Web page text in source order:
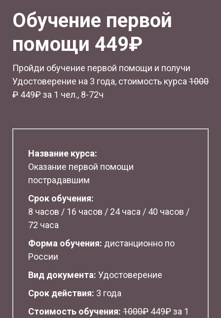
Обучение первой
помощи 449₽
Пройди обучение первой помощи и получи
Удостоверение на 3 года, стоимость курса1000
₽ 449₽ за 1 чел., 8-72ч
Название курса:
Оказание первой помощи
пострадавшим
Срок обучения:
8 часов / 16 часов / 24 часа / 40 часов /
72 часа
Форма обучения: дистанционно по
России
Вид документа: Удостоверение
Срок действия: 3 года
Стоимость обучения: 1000₽ 449₽ за 1